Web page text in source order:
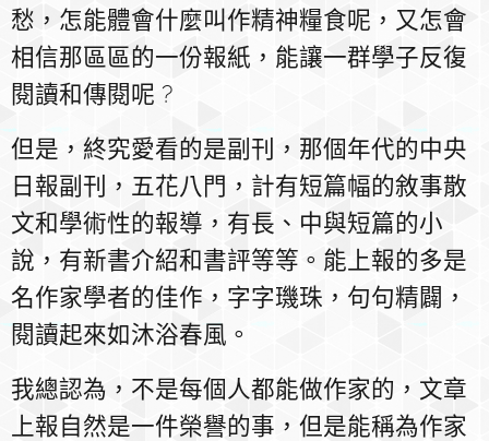
愁，怎能體會什麼叫作精神糧食呢，又怎會
相信那區區的一份報紙，能讓一群學子反復
閱讀和傳閱呢 ?
但是，終究愛看的是副刊，那個年代的中央
日報副刊，五花八門，計有短篇幅的敘事散
文和學術性的報導，有長、中與短篇的小
說，有新書介紹和書評等等。能上報的多是
名作家學者的佳作，字字璣珠，句句精闢，
閱讀起來如沐浴春風。
我總認為，不是每個人都能做作家的，文章
上報自然是一件榮譽的事，但是能稱為作家